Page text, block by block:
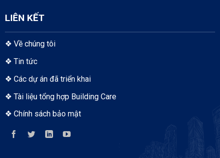
LIÊN KẾT
❖ Về chúng tôi
❖ Tin tức
❖ Các dự án đã triển khai
❖ Tài liệu tổng hợp Building Care
❖ Chính sách bảo mật